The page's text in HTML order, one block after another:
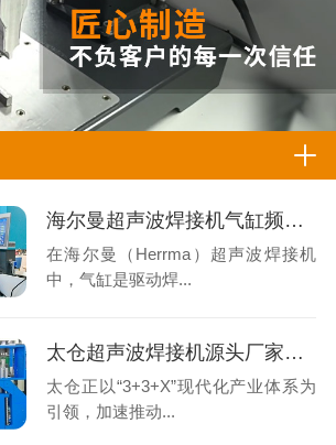
海尔曼超声波焊接机气缸频繁卡停？系统性排查与专业解决方案
在海尔曼（Herrma）超声波焊接机
中，气缸是驱动焊...
太仓超声波焊接机源头厂家怎么选？声峰超声波用实力说话
太仓正以“3+3+X”现代化产业体系为
引领，加速推动...